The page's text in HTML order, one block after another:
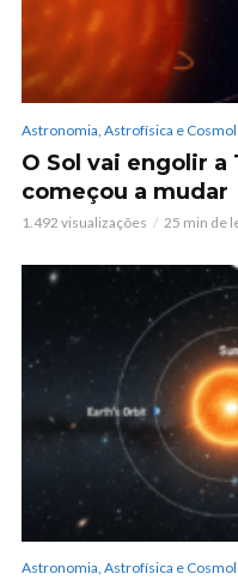
Astronomia, Astrofísica e
O Sol vai engolir
começou a mudar
1.492 visualizações 25 min de
Astronomia, Astrofísica e